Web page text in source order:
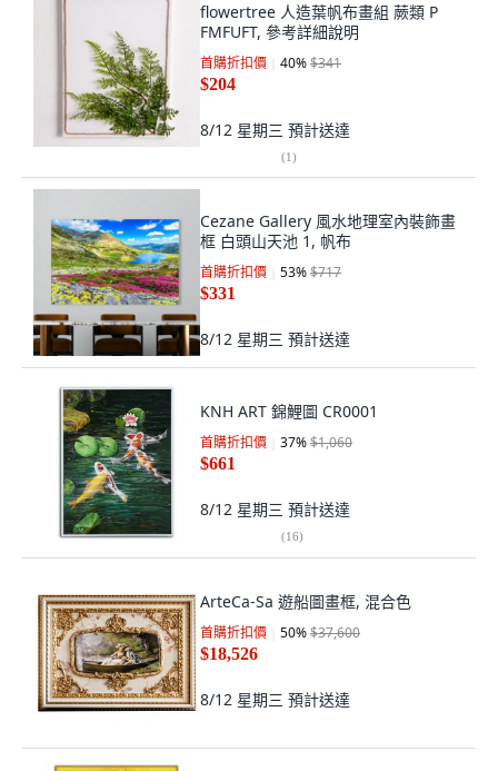
flowertree 人造葉帆布畫組 蕨類 P
FMFUFT, 參考詳細說明
首購折扣價 40%$341
$204
8/12 星期三 預計送達
(1)
Cezane Gallery 風水地理室內裝飾畫
框 白頭山天池 1, 帆布
首購折扣價 53%$717
$331
8/12 星期三 預計送達
KNH ART 錦鯉圖 CR0001
首購折扣價 37%$1,060
$661
8/12 星期三 預計送達
(16)
ArteCa-Sa 遊船圖畫框, 混合色
首購折扣價 50%$37,600
$18,526
8/12 星期三 預計送達